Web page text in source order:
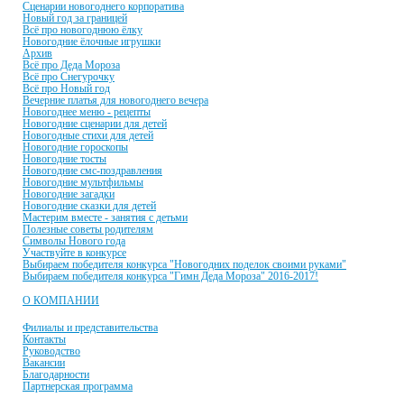
Сценарии новогоднего корпоратива
Новый год за границей
Всё про новогоднюю ёлку
Новогодние ёлочные игрушки
Архив
Всё про Деда Мороза
Всё про Снегурочку
Всё про Новый год
Вечерние платья для новогоднего вечера
Новогоднее меню - рецепты
Новогодние сценарии для детей
Новогодные стихи для детей
Новогодние гороскопы
Новогодние тосты
Новогодние смс-поздравления
Новогодние мультфильмы
Новогодние загадки
Новогодние сказки для детей
Мастерим вместе - занятия с детьми
Полезные советы родителям
Символы Нового года
Участвуйте в конкурсе
Выбираем победителя конкурса "Новогодних поделок своими руками"
Выбираем победителя конкурса "Гимн Деда Мороза" 2016-2017!
О КОМПАНИИ
Филиалы и представительства
Контакты
Руководство
Вакансии
Благодарности
Партнерская программа